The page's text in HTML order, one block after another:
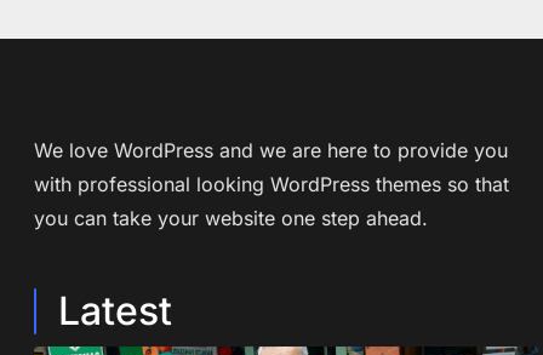
We love WordPress and we are here to provide you
with professional looking WordPress themes so that
you can take your website one step ahead.
Latest